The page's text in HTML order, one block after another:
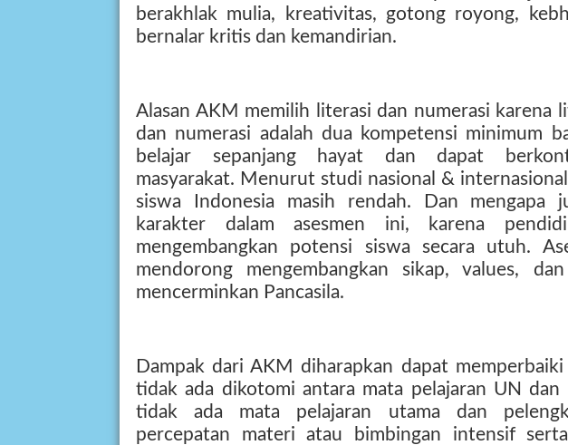
berakhlak mulia, kreativitas, gotong royong,
bernalar kritis dan kemandirian.
Alasan AKM memilih literasi dan numerasi karena
dan numerasi adalah dua kompetensi minimum
belajar sepanjang hayat dan dapat
masyarakat. Menurut studi nasional &
siswa Indonesia masih rendah. Dan mengapa
karakter dalam asesmen ini, karena
mengembangkan potensi siswa secara utuh.
mendorong mengembangkan sikap, values,
mencerminkan Pancasila.
Dampak dari AKM diharapkan dapat memperbaiki
tidak ada dikotomi antara mata pelajaran UN dan
tidak ada mata pelajaran utama dan
percepatan materi atau bimbingan intensif